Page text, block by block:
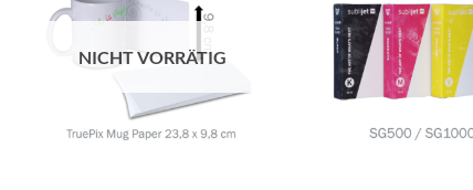
NICHT VORRÄTIG